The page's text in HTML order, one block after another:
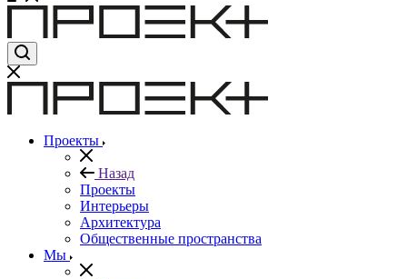
Проекты
Назад
Проекты
Интерьеры
Архитектура
Общественные пространства
Мы